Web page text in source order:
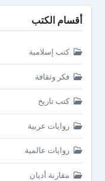
أقسام الكتب
كتب إسلامية
فكر وثقافة
كتب تاريخ
روايات عربية
روايات عالمية
مقارنة أديان